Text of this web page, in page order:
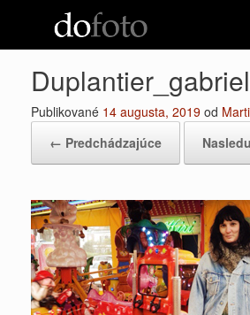
Publikované 14 augusta, 2019 od
← Predchádzajúce